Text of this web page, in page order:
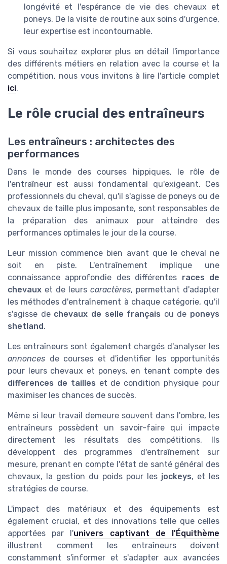
longévité et l'espérance de vie des chevaux et
poneys. De la visite de routine aux soins d'urgence,
leur expertise est incontournable.
Si vous souhaitez explorer plus en détail l'importance
des différents métiers en relation avec la course et la
compétition, nous vous invitons à lire l'article complet
ici.
Le rôle crucial des entraîneurs
Les entraîneurs : architectes des
performances
Dans le monde des courses hippiques, le rôle de
l'entraîneur est aussi fondamental qu'exigeant. Ces
professionnels du cheval, qu'il s'agisse de poneys ou de
chevaux de taille plus imposante, sont responsables de
la préparation des animaux pour atteindre des
performances optimales le jour de la course.
Leur mission commence bien avant que le cheval ne
soit en piste. L'entraînement implique une
connaissance approfondie des différentes races de
chevaux et de leurs caractères, permettant d'adapter
les méthodes d'entraînement à chaque catégorie, qu'il
s'agisse de chevaux de selle français ou de poneys
shetland .
Les entraîneurs sont également chargés d'analyser les
annonces de courses et d'identifier les opportunités
pour leurs chevaux et poneys, en tenant compte des
differences de tailles et de condition physique pour
maximiser les chances de succès.
Même si leur travail demeure souvent dans l'ombre, les
entraîneurs possèdent un savoir-faire qui impacte
directement les résultats des compétitions. Ils
développent des programmes d'entraînement sur
mesure, prenant en compte l'état de santé général des
chevaux, la gestion du poids pour les jockeys, et les
stratégies de course.
L'impact des matériaux et des équipements est
également crucial, et des innovations telle que celles
apportées par l'univers captivant de l'Équithème
illustrent comment les entraîneurs doivent
constamment s'informer et s'adapter aux avancées